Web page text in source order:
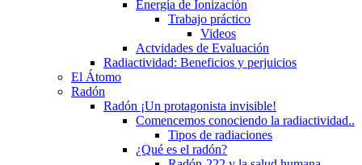
Energía de Ionización
Trabajo práctico
Videos
Actvidades de Evaluación
Radiactividad: Beneficios y perjuicios
El Átomo
Radón
Radón ¡Un protagonista invisible!
Comencemos conociendo la radiactividad..
Tipos de radiaciones
¿Qué es el radón?